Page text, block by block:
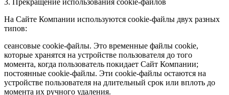
На Сайте Компании используются cookie-файлы двух разных
типов:
сеансовые cookie-файлы. Это временные файлы cookie,
которые хранятся на устройстве пользователя до того
момента, когда пользователь покидает Сайт Компании;
постоянные cookie-файлы. Эти cookie-файлы остаются на
устройстве пользователя на длительный срок или вплоть до
момента их ручного удаления.